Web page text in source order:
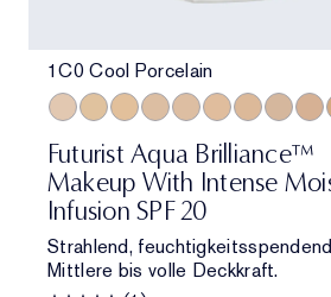
1C0 Cool Porcelain
Futurist Aqua Brilliance™
Makeup With Intense
Infusion SPF 20
Strahlend,
Mittlere bis volle Deckkraft.